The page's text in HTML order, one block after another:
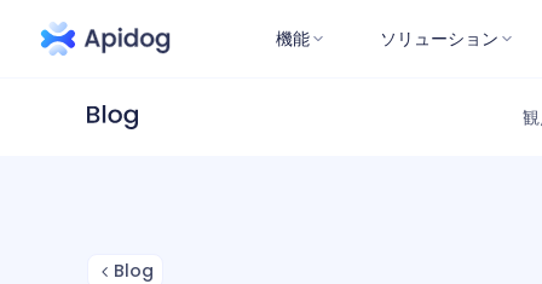
機能 ソリューション
Blog